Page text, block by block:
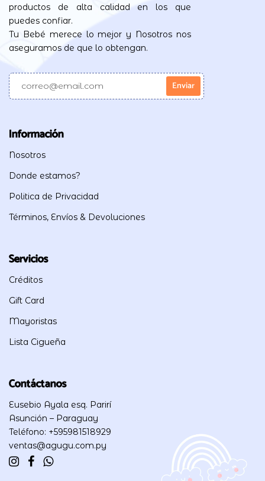
productos de alta calidad en los que
puedes confiar.
Tu Bebé merece lo mejor y Nosotros nos
aseguramos de que lo obtengan.
Información
Nosotros
Donde estamos?
Politica de Privacidad
Términos, Envíos & Devoluciones
Servicios
Créditos
Gift Card
Mayoristas
Lista Cigueña
Contáctanos
Eusebio Ayala esq. Parirí
Asunción – Paraguay
Teléfono: +595981518929
ventas@agugu.com.py